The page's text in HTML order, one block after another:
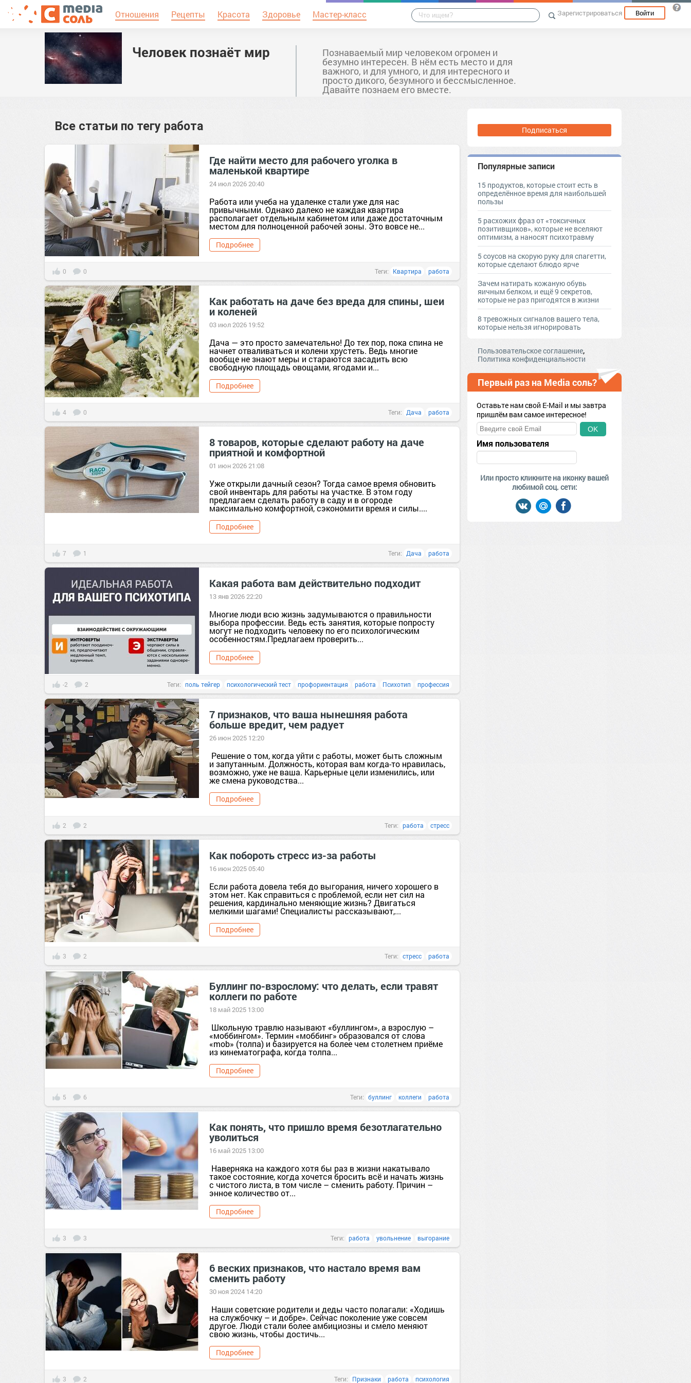
Отношения Рецепты Красота Здоровье Мастер-класс Зарегистрироваться Войти
Человек познаёт мир Познаваемый мир человеком огромен и
безумно интересен. В нём есть место и для
важного, и для умного, и для интересного и
просто дикого, безумного и бессмысленное.
Давайте познаем его вместе.
Все статьи по тегу работа
Где найти место для рабочего уголка в
маленькой квартире
24 июл 2026 20:40
Работа или учеба на удаленке стали уже для нас
привычными. Однако далеко не каждая квартира
располагает отдельным кабинетом или даже достаточным
местом для полноценной рабочей зоны. Это вовсе не...
Подробнее
0 0 Теги: Квартира работа
Как работать на даче без вреда для спины, шеи
и коленей
03 июл 2026 19:52
Дача — это просто замечательно! До тех пор, пока спина не
начнет отваливаться и колени хрустеть. Ведь многие
вообще не знают меры и стараются засадить всю
свободную площадь овощами, ягодами и...
Подробнее
4 0 Теги: Дача работа
8 товаров, которые сделают работу на даче
приятной и комфортной
01 июн 2026 21:08
Уже открыли дачный сезон? Тогда самое время обновить
свой инвентарь для работы на участке. В этом году
предлагаем сделать работу в саду и в огороде
максимально комфортной, сэкономити время и силы....
Подробнее
7 1 Теги: Дача работа
Какая работа вам действительно подходит
13 янв 2026 22:20
Многие люди всю жизнь задумываются о правильности
выбора профессии. Ведь есть занятия, которые попросту
могут не подходить человеку по его психологическим
особенностям.Предлагаем проверить...
Подробнее
-2 2 Теги: поль тейгер психологический тест профориентация работа Психотип профессия
7 признаков, что ваша нынешняя работа
больше вредит, чем радует
26 июн 2025 12:20
Решение о том, когда уйти с работы, может быть сложным
и запутанным. Должность, которая вам когда-то нравилась,
возможно, уже не ваша. Карьерные цели изменились, или
же смена руководства...
Подробнее
2 2 Теги: работа стресс
Как побороть стресс из-за работы
16 июн 2025 05:40
Если работа довела тебя до выгорания, ничего хорошего в
этом нет. Как справиться с проблемой, если нет сил на
решения, кардинально меняющие жизнь? Двигаться
мелкими шагами! Специалисты рассказывают,...
Подробнее
3 2 Теги: стресс работа
Буллинг по-взрослому: что делать, если травят
коллеги по работе
18 май 2025 13:00
Школьную травлю называют «буллингом», а взрослую –
«моббингом». Термин «моббинг» образовался от слова
«mob» (толпа) и базируется на более чем столетнем приёме
из кинематографа, когда толпа...
Подробнее
5 6 Теги: буллинг коллеги работа
Как понять, что пришло время безотлагательно
уволиться
16 май 2025 13:00
Наверняка на каждого хотя бы раз в жизни накатывало
такое состояние, когда хочется бросить всё и начать жизнь
с чистого листа, в том числе – сменить работу. Причин –
энное количество от...
Подробнее
3 3 Теги: работа увольнение выгорание
6 веских признаков, что настало время вам
сменить работу
30 ноя 2024 14:20
Наши советские родители и деды часто полагали: «Ходишь
на службочку – и добре». Сейчас поколение уже совсем
другое. Люди стали более амбициозны и смело меняют
свою жизнь, чтобы достичь...
Подробнее
3 2 Теги: Признаки работа психология
Подписаться
Популярные записи
15 продуктов, которые стоит есть в
определённое время для наибольшей
пользы
5 расхожих фраз от «токсичных
позитивщиков», которые не вселяют
оптимизм, а наносят психотравму
5 соусов на скорую руку для спагетти,
которые сделают блюдо ярче
Зачем натирать кожаную обувь
яичным белком, и ещё 9 секретов,
которые не раз пригодятся в жизни
8 тревожных сигналов вашего тела,
которые нельзя игнорировать
Пользовательское соглашение,
Политика конфиденциальности
Первый раз на Media соль?
Оставьте нам свой E-Mail и мы завтра
пришлём вам самое интересное!
OK
Имя пользователя
Или просто кликните на иконку вашей
любимой соц. сети: